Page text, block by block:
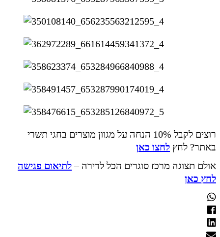
רוצים לקבל 10% הנחה על מגוון מוצרים בחגי תשרי
באתר? לחץ לחצו כאן
אולם תצוגה מרכז סוגרים הכל לדירה –לתיאום פגישה
לחץ כאן